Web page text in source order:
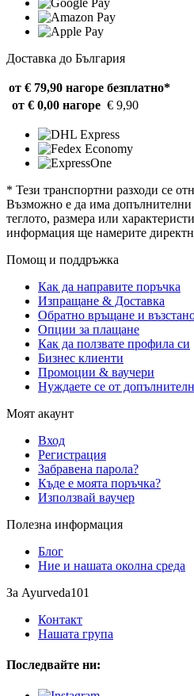
Доставка до България
от € 79,90 нагоре безплатно*
от € 0,00 нагоре € 9,90
* Тези транспортни разходи се
Възможно е да има допълнителни
теглото, размера или
информация ще намерите
Помощ и поддръжка
Как да направите поръчка
Изпращане & Доставка
Обратно връщане и
Опции за плащане
Как да ползвате профила си
Бизнес клиенти
Промоции & ваучери
Нуждаете се от
Моят акаунт
Вход
Регистрация
Забравена парола?
Къде е моята поръчка?
Използвай ваучер
Полезна информация
Блог
Ние и нашата околна среда
За Ayurveda101
Контакт
Нашата група
Последвайте ни: